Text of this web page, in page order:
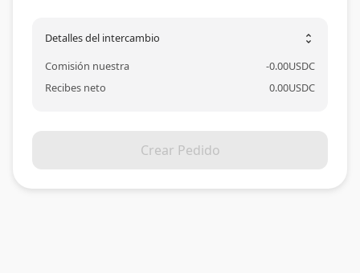
Detalles del intercambio unfold_more
Comisión nuestra -0.00USDC
Recibes neto
0.00USDC
Crear Pedido